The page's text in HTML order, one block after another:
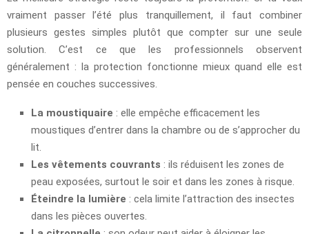
vraiment passer l’été plus tranquillement, il faut combiner
plusieurs gestes simples plutôt que compter sur une seule
solution. C’est ce que les professionnels observent
généralement : la protection fonctionne mieux quand elle est
pensée en couches successives.
La moustiquaire : elle empêche efficacement les
moustiques d’entrer dans la chambre ou de s’approcher du
lit.
Les vêtements couvrants : ils réduisent les zones de
peau exposées, surtout le soir et dans les zones à risque.
Éteindre la lumière : cela limite l’attraction des insectes
dans les pièces ouvertes.